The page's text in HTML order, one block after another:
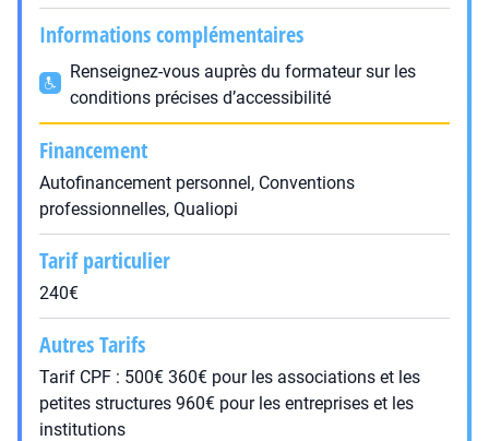
Informations complémentaires
Renseignez-vous auprès du formateur sur les
conditions précises d’accessibilité
Financement
Autofinancement personnel, Conventions
professionnelles, Qualiopi
Tarif particulier
240€
Autres Tarifs
Tarif CPF : 500€ 360€ pour les associations et les
petites structures 960€ pour les entreprises et les
institutions